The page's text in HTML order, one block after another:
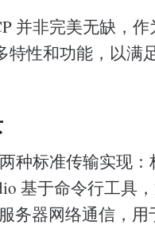
并非完美无缺，
特性和功能，以满
种标准传输实现
基于命令行工具
务器网络通信，用